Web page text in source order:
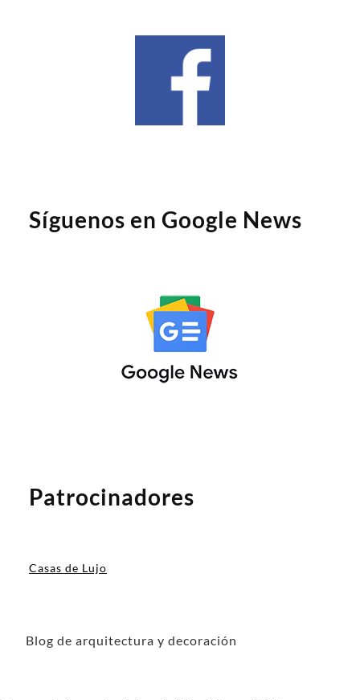
Síguenos en Google News
Patrocinadores
Casas de Lujo
Blog de arquitectura y decoración